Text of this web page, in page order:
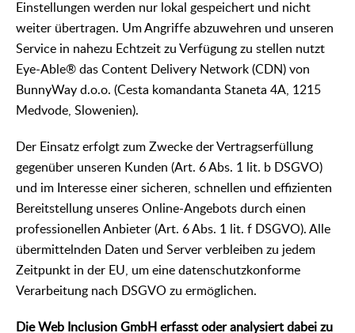
Einstellungen werden nur lokal gespeichert und nicht
weiter übertragen. Um Angriffe abzuwehren und unseren
Service in nahezu Echtzeit zu Verfügung zu stellen nutzt
Eye-Able® das Content Delivery Network (CDN) von
BunnyWay d.o.o. (Cesta komandanta Staneta 4A, 1215
Medvode, Slowenien).
Der Einsatz erfolgt zum Zwecke der Vertragserfüllung
gegenüber unseren Kunden (Art. 6 Abs. 1 lit. b DSGVO)
und im Interesse einer sicheren, schnellen und effizienten
Bereitstellung unseres Online-Angebots durch einen
professionellen Anbieter (Art. 6 Abs. 1 lit. f DSGVO). Alle
übermittelnden Daten und Server verbleiben zu jedem
Zeitpunkt in der EU, um eine datenschutzkonforme
Verarbeitung nach DSGVO zu ermöglichen.
Die Web Inclusion GmbH erfasst oder analysiert dabei zu